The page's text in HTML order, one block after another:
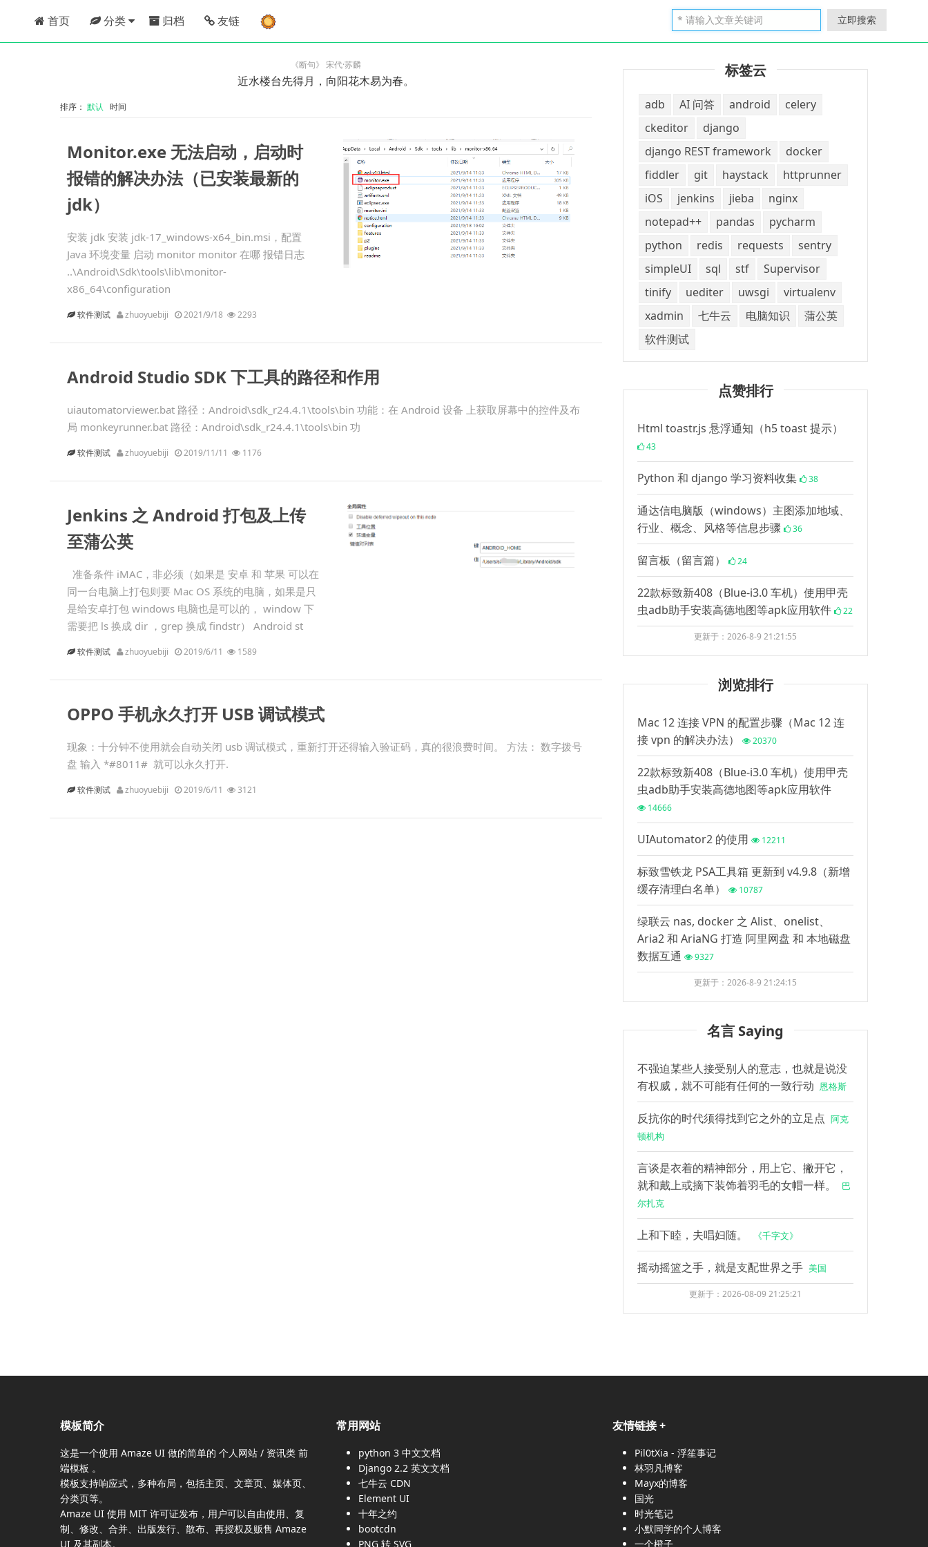
首页 分类 归档 友链 立即搜索
《断句》 宋代·苏麟
近水楼台先得月，向阳花木易为春。
排序： 默认 时间
Monitor.exe 无法启动，启动时
报错的解决办法（已安装最新的
jdk）
安装 jdk 安装 jdk-17_windows-x64_bin.msi，配置
Java 环境变量 启动 monitor monitor 在哪 报错日志
..\Android\Sdk\tools\lib\monitor-
x86_64\configuration
软件测试 zhuoyuebiji 2021/9/18 2293
Android Studio SDK 下工具的路径和作用
uiautomatorviewer.bat 路径：Android\sdk_r24.4.1\tools\bin 功能：在 Android 设备 上获取屏幕中的控件及布
局 monkeyrunner.bat 路径：Android\sdk_r24.4.1\tools\bin 功
软件测试 zhuoyuebiji 2019/11/11 1176
Jenkins 之 Android 打包及上传
至蒲公英
准备条件 iMAC，非必须（如果是 安卓 和 苹果 可以在
同一台电脑上打包则要 Mac OS 系统的电脑，如果是只
是给安卓打包 windows 电脑也是可以的， window 下
需要把 ls 换成 dir ，grep 换成 findstr） Android st
软件测试 zhuoyuebiji 2019/6/11 1589
OPPO 手机永久打开 USB 调试模式
现象：十分钟不使用就会自动关闭 usb 调试模式，重新打开还得输入验证码，真的很浪费时间。 方法： 数字拨号
盘 输入 *#8011# 就可以永久打开.
软件测试 zhuoyuebiji 2019/6/11 3121
标签云
adb AI 问答 android
celery
ckeditor
django
django REST framework
docker
fiddler
git haystack
httprunner
iOS
jenkins jieba
nginx
notepad++
pandas
pycharm
python
redis requests
sentry
simpleUI
sql stf
Supervisor
tinify
uediter uwsgi
virtualenv
xadmin
七牛云 电脑知识
蒲公英
软件测试
点赞排行
Html toastr.js 悬浮通知（h5 toast 提示）
43
Python 和 django 学习资料收集 38
通达信电脑版（windows）主图添加地域、
行业、概念、风格等信息步骤
36
留言板（留言篇） 24
22款标致新408（Blue-i3.0 车机）使用甲壳
虫adb助手安装高德地图等apk应用软件
22
更新于：2026-8-9 21:21:55
浏览排行
Mac 12 连接 VPN 的配置步骤（Mac 12 连
接 vpn 的解决办法）
20370
22款标致新408（Blue-i3.0 车机）使用甲壳
虫adb助手安装高德地图等apk应用软件
14666
UIAutomator2 的使用 12211
标致雪铁龙 PSA工具箱 更新到 v4.9.8（新增
缓存清理白名单）
10787
绿联云 nas, docker 之 Alist、onelist、
Aria2 和 AriaNG 打造 阿里网盘 和 本地磁盘
数据互通
9327
更新于：2026-8-9 21:24:15
名言 Saying
不强迫某些人接受别人的意志，也就是说没
有权威，就不可能有任何的一致行动 恩格斯
反抗你的时代须得找到它之外的立足点 阿克
顿机构
言谈是衣着的精神部分，用上它、撇开它，
就和戴上或摘下装饰着羽毛的女帽一样。
巴
尔扎克
上和下睦，夫唱妇随。 《千字文》
摇动摇篮之手，就是支配世界之手 美国
更新于：2026-08-09 21:25:21
模板简介
这是一个使用 Amaze UI 做的简单的 个人网站 / 资讯类 前
端模板 。
模板支持响应式，多种布局，包括主页、文章页、媒体页、
分类页等。
Amaze UI 使用 MIT 许可证发布，用户可以自由使用、复
制、修改、合并、出版发行、散布、再授权及贩售 Amaze
UI 及其副本。
常用网站
python 3 中文文档
Django 2.2 英文文档
七牛云 CDN
Element UI
十年之约
bootcdn
PNG 转 SVG
友情链接+
Pil0tXia - 浮笙事记
林羽凡博客
Mayx的博客
国光
时光笔记
小默同学的个人博客
一个橙子